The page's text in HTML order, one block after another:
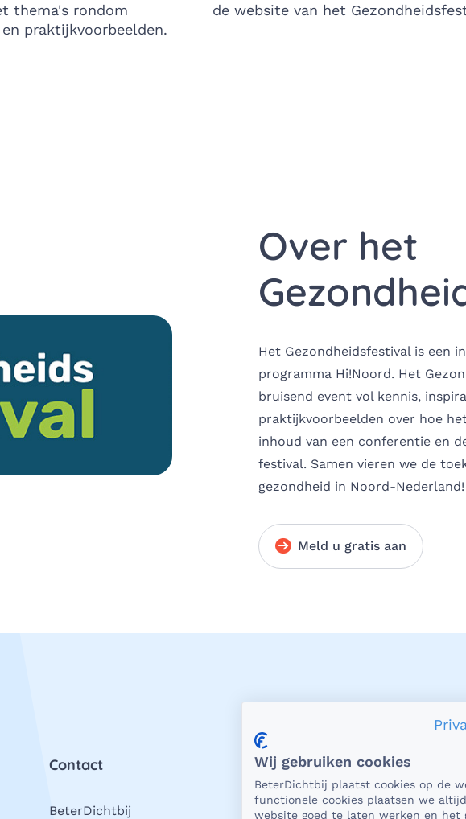
thema's rondom
praktijkvoorbeelden.
de website van het
Over het
Het Gezondheidsfestival is een
programma Hi!Noord. Het
bruisend event vol kennis,
praktijkvoorbeelden over hoe
inhoud van een conferentie en
festival. Samen vieren we de
gezondheid in Noord-Nederland!
Meld u gratis aan
Contact
BeterDichtbij
Privacy en veiligheid
Als het gaat om
Wij gebruiken cookies
BeterDichtbij plaatst cookies op de
functionele cookies plaatsen we
website goed te laten werken en het